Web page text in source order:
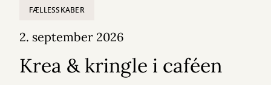
FÆLLESSKABER
2. september 2026
Krea & kringle i caféen